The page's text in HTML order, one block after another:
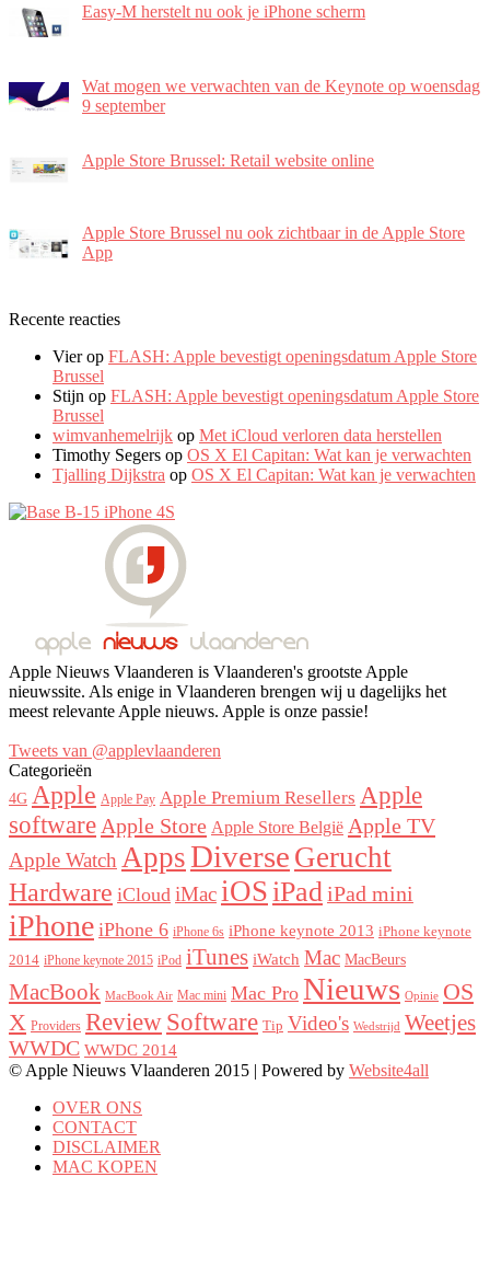
Easy-M herstelt nu ook je iPhone scherm
Wat mogen we verwachten van de Keynote op woensdag
9 september
Apple Store Brussel: Retail website online
Apple Store Brussel nu ook zichtbaar in de Apple Store
App
Recente reacties
Vierop FLASH: Apple bevestigt openingsdatum Apple Store
Brussel
Stijn op FLASH: Apple bevestigt openingsdatum Apple Store
Brussel
wimvanhemelrijk op Met iCloud verloren data herstellen
Timothy Segers op OS X El Capitan: Wat kan je verwachten
Tjalling Dijkstra op OS X El Capitan: Wat kan je verwachten
Apple Nieuws Vlaanderen is Vlaanderen's grootste Apple
nieuwssite. Als enige in Vlaanderen brengen wij u dagelijks het
meest relevante Apple nieuws. Apple is onze passie!
Tweets van @applevlaanderen
Categorieën
4G Apple Apple Pay Apple Premium Resellers Apple
software Apple Store Apple Store België Apple TV
Apple Watch Apps Diverse Gerucht
Hardware iCloud iMac iOS iPad iPad mini
iPhone iPhone 6 iPhone 6s iPhone keynote 2013 iPhone keynote
2014 iPhone keynote 2015 iPod iTunes iWatch Mac MacBeurs
MacBook MacBook Air Mac mini Mac Pro Nieuws Opinie OS
X Providers Review Software Tip Video's Wedstrijd Weetjes
WWDC WWDC 2014
© Apple Nieuws Vlaanderen 2015 | Powered by Website4all
OVER ONS
CONTACT
DISCLAIMER
MAC KOPEN